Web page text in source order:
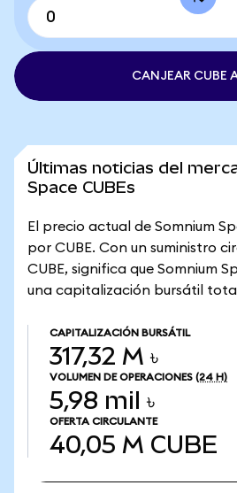
CANJEAR CUBE
Últimas noticias del
Space CUBEs
El precio actual de Somnium
por CUBE. Con un suministro
CUBE, significa que Somnium
una capitalización bursátil total
CAPITALIZACIÓN BURSÁTIL
317,32 M ৳
VOLUMEN DE OPERACIONES (24 H)
5,98 mil ৳
OFERTA CIRCULANTE
40,05 M CUBE